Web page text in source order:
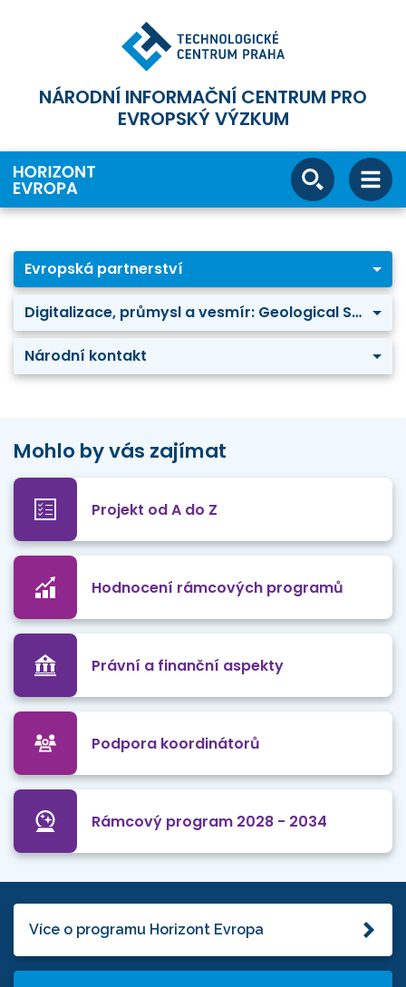
NÁRODNÍ INFORMAČNÍ CENTRUM PRO
EVROPSKÝ VÝZKUM
Evropská partnerství
Digitalizace, průmysl a vesmír: Geological Service for Europe
Národní kontakt
Mohlo by vás zajímat
Projekt od A do Z
Hodnocení rámcových programů
Právní a finanční aspekty
Podpora koordinátorů
Rámcový program 2028 - 2034
Více o programu Horizont Evropa